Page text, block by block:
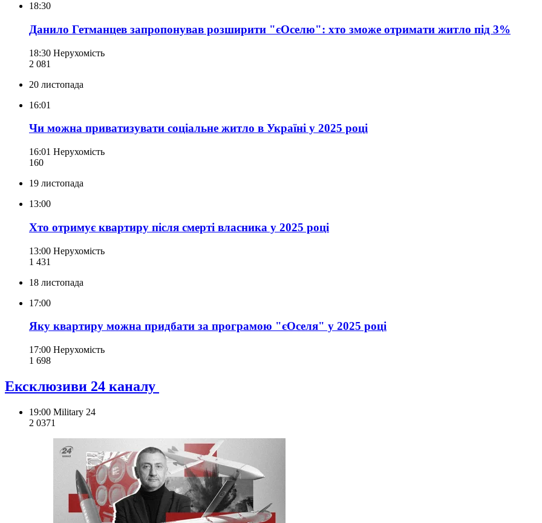
18:30
Данило Гетманцев запропонував розширити "єОселю": хто зможе отримати житло під 3%
18:30 Нерухомість
2 081
20 листопада
16:01
Чи можна приватизувати соціальне житло в Україні у 2025 році
16:01 Нерухомість
160
19 листопада
13:00
Хто отримує квартиру після смерті власника у 2025 році
13:00 Нерухомість
1 431
18 листопада
17:00
Яку квартиру можна придбати за програмою "єОселя" у 2025 році
17:00 Нерухомість
1 698
Ексклюзиви 24 каналу
19:00 Military 24
2 0371